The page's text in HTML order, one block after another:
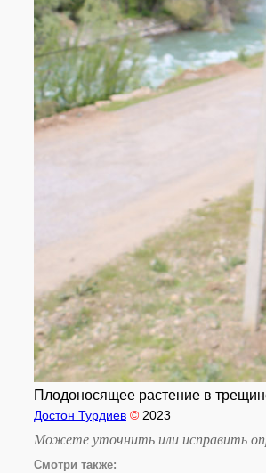
Плодоносящее растение в
Достон Турдиев © 2023
Можете уточнить или исправить
Смотри также: